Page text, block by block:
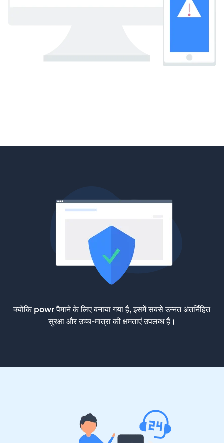
क्योंकि powr पैमाने के लिए बनाया गया है, इसमें सबसे उन्नत अंतर्निहित
सुरक्षा और उच्च-मात्रा की क्षमताएं उपलब्ध हैं।